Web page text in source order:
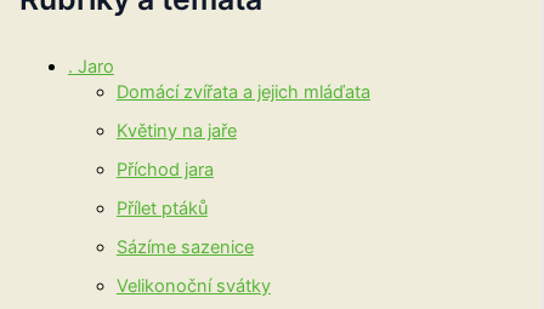
. Jaro
Domácí zvířata a jejich mláďata
Květiny na jaře
Příchod jara
Přílet ptáků
Sázíme sazenice
Velikonoční svátky